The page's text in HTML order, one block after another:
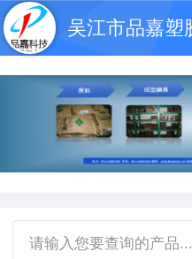
请输入您要查询的产品...